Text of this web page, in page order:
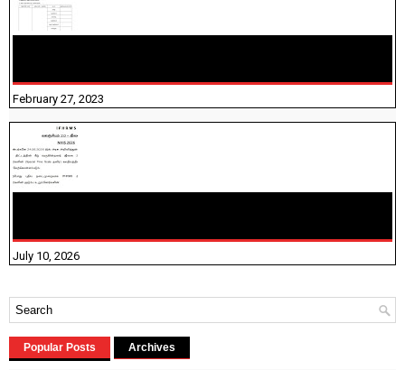
February 27, 2023
July 10, 2026
Popular Posts Archives